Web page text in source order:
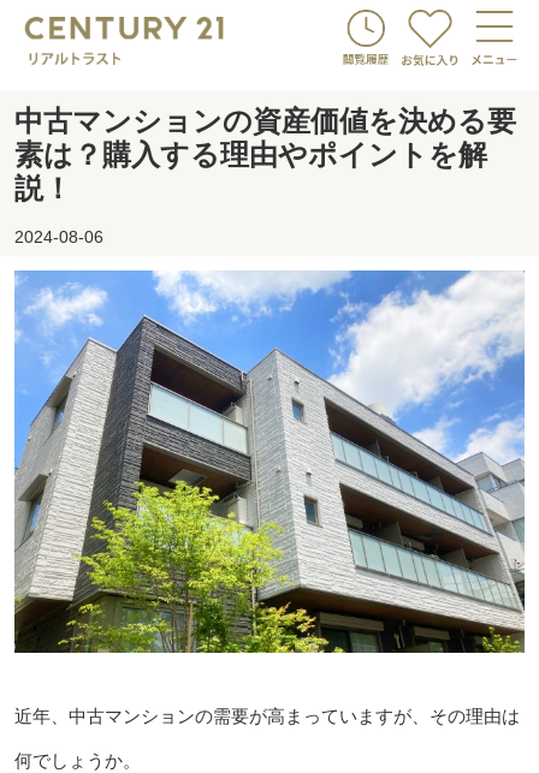
中古マンションの資産価値を決める要
素は？購入する理由やポイントを解
説！
2024-08-06
近年、中古マンションの需要が高まっていますが、その理由は
何でしょうか。